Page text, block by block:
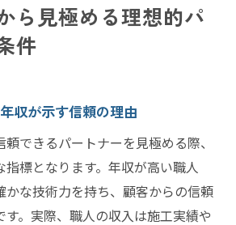
ら見極める理想的パ
件
収が示す信頼の理由
できるパートナーを見極める際、
標となります。年収が高い職人
かな技術力を持ち、顧客からの信頼
す。実際、職人の収入は施工実績や